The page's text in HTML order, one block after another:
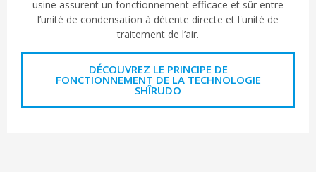
usine assurent un fonctionnement efficace et sûr entre
l’unité de condensation à détente directe et l'unité de
traitement de l’air.
DÉCOUVREZ LE PRINCIPE DE
FONCTIONNEMENT DE LA TECHNOLOGIE
SHÎRUDO